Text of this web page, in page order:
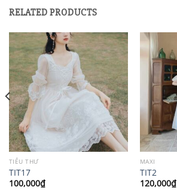
RELATED PRODUCTS
TIỂU THƯ
TIT17
100,000₫
MAXI
TIT2
120,000₫